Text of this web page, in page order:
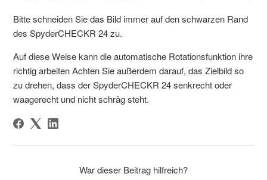
Bitte schneiden Sie das Bild immer auf den schwarzen Rand
des SpyderCHECKR 24 zu.
Auf diese Weise kann die automatische Rotationsfunktion ihre
richtig arbeiten Achten Sie außerdem darauf, das Zielbild so
zu drehen, dass der SpyderCHECKR 24 senkrecht oder
waagerecht und nicht schräg steht.
War dieser Beitrag hilfreich?